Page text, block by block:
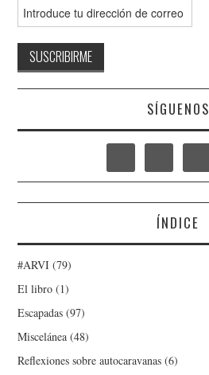
SÍGUENOS
ÍNDICE
#ARVI (79)
El libro (1)
Escapadas (97)
Miscelánea (48)
Reflexiones sobre autocaravanas (6)